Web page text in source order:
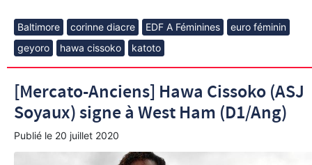
Baltimore corinne diacre EDF A Féminines
euro féminin
geyoro
hawa cissoko katoto
[Mercato-Anciens] Hawa Cissoko (ASJ
Soyaux) signe à West Ham (D1/Ang)
Publié le 20 juillet 2020